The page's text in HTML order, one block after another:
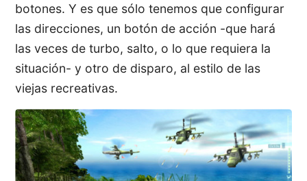
botones. Y es que sólo tenemos que configurar
las direcciones, un botón de acción -que hará
las veces de turbo, salto, o lo que requiera la
situación- y otro de disparo, al estilo de las
viejas recreativas.